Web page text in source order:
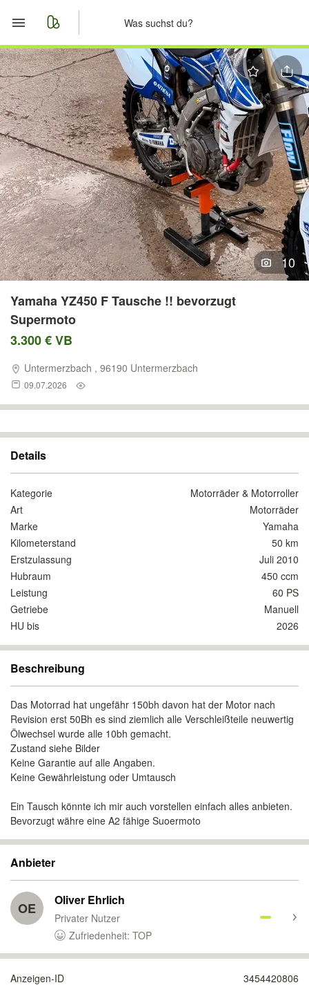
Start
Merkliste
Nachrichten
Anzeige aufgeben
10
Yamaha YZ450 F Tausche !! bevorzugt
Supermoto
3.300 € VB
Untermerzbach , 96190 Untermerzbach
09.07.2026
Details
Kategorie
Motorräder & Motorroller
Art
Motorräder
Marke
Yamaha
Kilometerstand
50 km
Erstzulassung
Juli 2010
Hubraum
450 ccm
Leistung
60 PS
Getriebe
Manuell
HU bis
2026
Beschreibung
Das Motorrad hat ungefähr 150bh davon hat der Motor nach
Revision erst 50Bh es sind ziemlich alle Verschleißteile neuwertig
Ölwechsel wurde alle 10bh gemacht.
Zustand siehe Bilder
Keine Garantie auf alle Angaben.
Keine Gewährleistung oder Umtausch
Ein Tausch könnte ich mir auch vorstellen einfach alles anbieten.
Bevorzugt währe eine A2 fähige Suoermoto
Anbieter
OE Oliver Ehrlich
Privater Nutzer
Zufriedenheit: TOP
Anzeigen-ID 3454420806